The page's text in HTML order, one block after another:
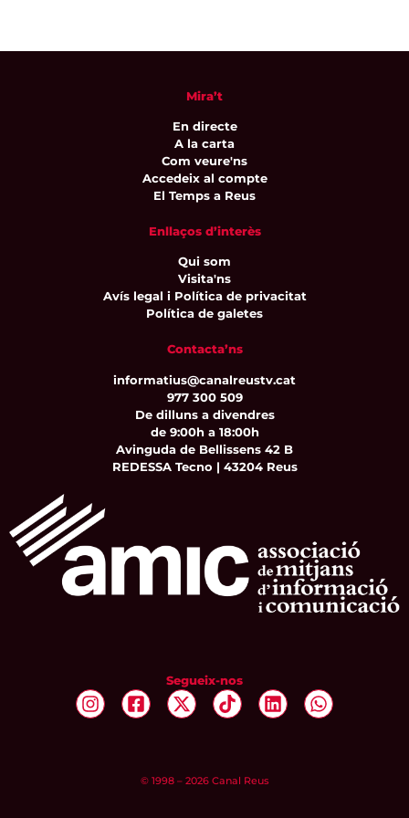
Mira’t
En directe
A la carta
Com veure'ns
Accedeix al compte
El Temps a Reus
Enllaços d’interès
Qui som
Visita'ns
Avís legal i Política de privacitat
Política de galetes
Contacta’ns
informatius@canalreustv.cat
977 300 509
De dilluns a divendres
de 9:00h a 18:00h
Avinguda de Bellissens 42 B
REDESSA Tecno | 43204 Reus
Segueix-nos
© 1998 – 2026 Canal Reus